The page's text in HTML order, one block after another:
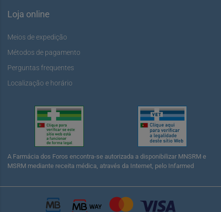
Loja online
Meios de expedição
Métodos de pagamento
Perguntas frequentes
Localização e horário
A Farmácia dos Foros encontra-se autorizada a disponibilizar MNSRM e
MSRM mediante receita médica, através da Internet, pelo Infarmed